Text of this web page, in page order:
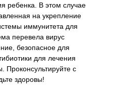
ребенка. В этом случае
на укрепление
иммунитета для
перевела вирус
безопасное для
для лечения
с
здоровы!